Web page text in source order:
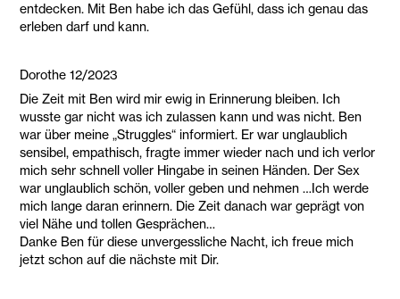
entdecken. Mit Ben habe ich das Gefühl, dass ich genau das
erleben darf und kann.
Dorothe 12/2023
Die Zeit mit Ben wird mir ewig in Erinnerung bleiben. Ich
wusste gar nicht was ich zulassen kann und was nicht. Ben
war über meine „Struggles“ informiert. Er war unglaublich
sensibel, empathisch, fragte immer wieder nach und ich verlor
mich sehr schnell voller Hingabe in seinen Händen. Der Sex
war unglaublich schön, voller geben und nehmen …Ich werde
mich lange daran erinnern. Die Zeit danach war geprägt von
viel Nähe und tollen Gesprächen…
Danke Ben für diese unvergessliche Nacht, ich freue mich
jetzt schon auf die nächste mit Dir.